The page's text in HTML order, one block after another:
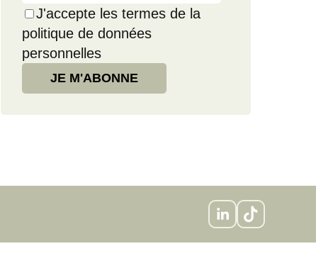
J'accepte les termes de la
politique de données
personnelles